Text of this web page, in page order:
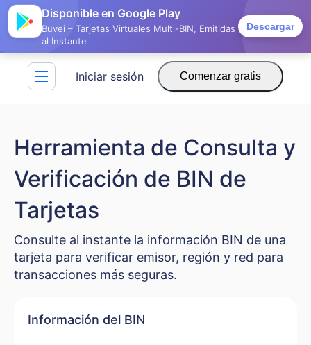
Disponible en Google Play
Buvei – Tarjetas Virtuales Multi-BIN, Emitidas
al Instante
Descargar
Iniciar sesión Comenzar gratis
Herramienta de Consulta y
Verificación de BIN de
Tarjetas
Consulte al instante la información BIN de una
tarjeta para verificar emisor, región y red para
transacciones más seguras.
Información del BIN